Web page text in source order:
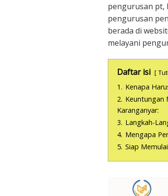
pengurusan pt,
pengurusan
berada di
melayani
Daftar isi
1. Kenapa
2. Keuntungan
Karanganyar:
3. Langkah-
4. Mengapa
5. Siap